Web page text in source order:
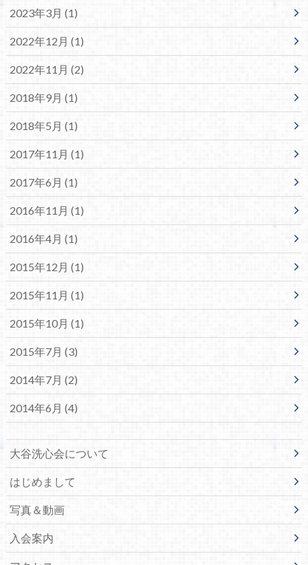
2023年3月 (1)
2022年12月 (1)
2022年11月 (2)
2018年9月 (1)
2018年5月 (1)
2017年11月 (1)
2017年6月 (1)
2016年11月 (1)
2016年4月 (1)
2015年12月 (1)
2015年11月 (1)
2015年10月 (1)
2015年7月 (3)
2014年7月 (2)
2014年6月 (4)
大谷洗心会について
はじめまして
写真＆動画
入会案内